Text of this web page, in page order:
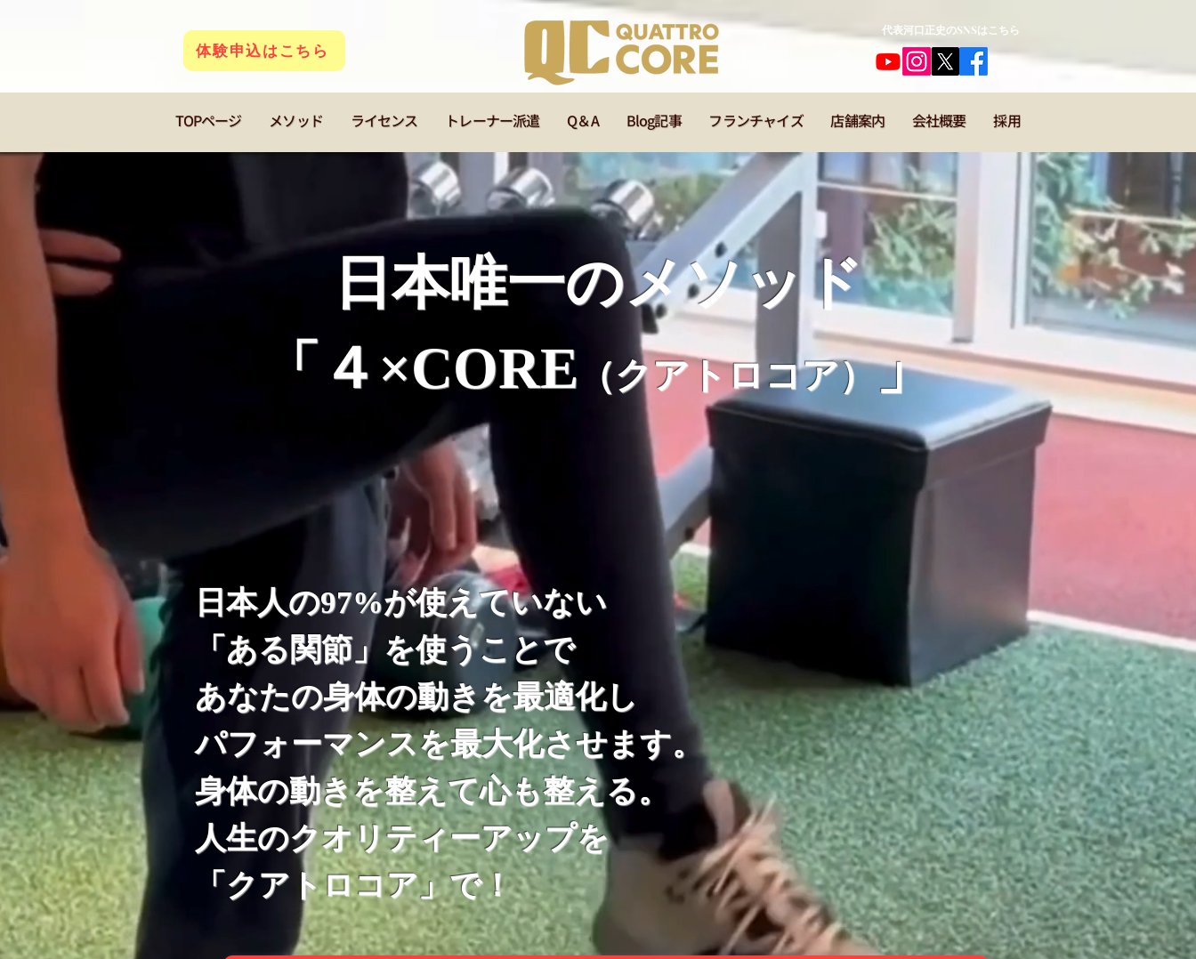
体験申込はこちら
​代表河口正史のSNSはこちら
TOPページ メソッド ライセンス トレーナー派遣 Q＆A Blog記事 フランチャイズ 店舗案内 会社概要 採用
日本唯一のメソッド
「４ ×CORE （クアトロコア）」
日本人の97%が使えていない
「ある関節」を使うことで
あなたの身体の動きを最適化し
パフォーマンスを最大化させます。
​身体の動きを整えて心も整える。
人生のクオリティーアップを
「クアトロコア」で！